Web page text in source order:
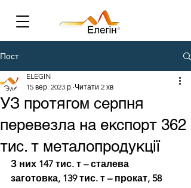
Пост
УЗ протягом серпня
перевезла на експорт 362
тис. т металопродукції
ELEGIN
15 вер. 2023 р. Читати 2 хв
З них 147 тис. т – сталева
заготовка, 139 тис. т – прокат, 58